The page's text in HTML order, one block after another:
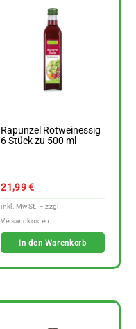
Rapunzel Rotweinessig
6 Stück zu 500 ml
21,99€
In den Warenkorb